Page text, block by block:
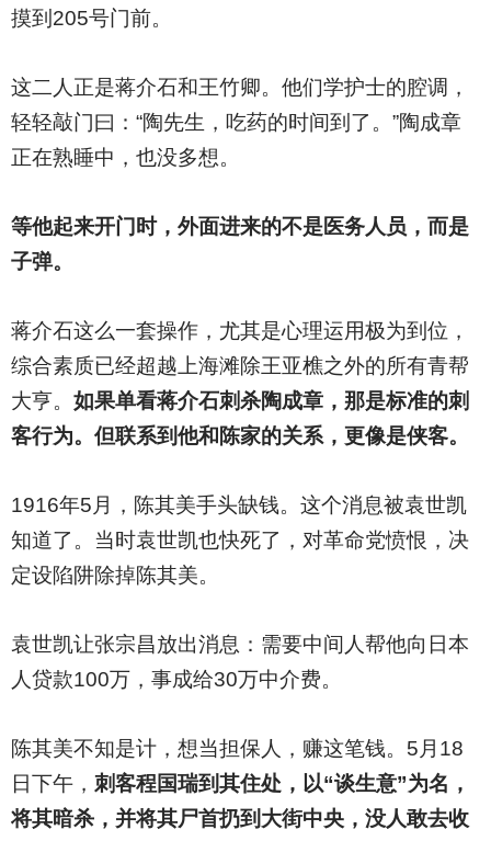
摸到205号门前。
这二人正是蒋介石和王竹卿。他们学护士的腔调，
轻轻敲门曰：“陶先生，吃药的时间到了。”陶成章
正在熟睡中，也没多想。
等他起来开门时，外面进来的不是医务人员，而是
子弹。
蒋介石这么一套操作，尤其是心理运用极为到位，
综合素质已经超越上海滩除王亚樵之外的所有青帮
大亨。 如果单看蒋介石刺杀陶成章，那是标准的刺
客行为。但联系到他和陈家的关系，更像是侠客。
1916年5月，陈其美手头缺钱。这个消息被袁世凯
知道了。当时袁世凯也快死了，对革命党愤恨，决
定设陷阱除掉陈其美。
袁世凯让张宗昌放出消息：需要中间人帮他向日本
人贷款100万，事成给30万中介费。
陈其美不知是计，想当担保人，赚这笔钱。5月18
日下午， 刺客程国瑞到其住处，以“谈生意”为名，
将其暗杀，并将其尸首扔到大街中央，没人敢去收